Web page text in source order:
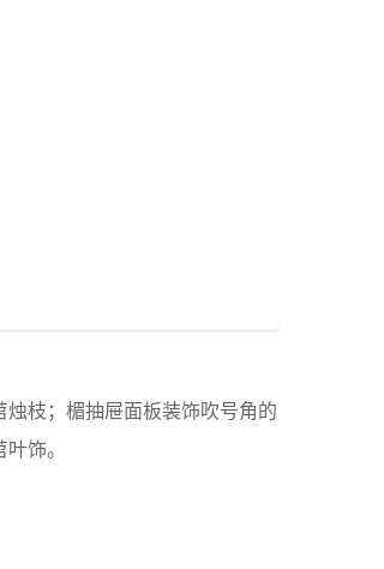
枝；楣抽屉面板装饰吹号角的
饰。